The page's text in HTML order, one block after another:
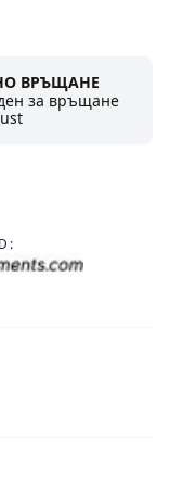
ВРЪЩАНЕ
за връщане